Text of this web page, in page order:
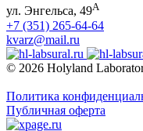
ул. Энгельса, 49А
+7 (351) 265-64-64
kvarz@mail.ru
© 2026 Holyland
Политика
Публичная оферта